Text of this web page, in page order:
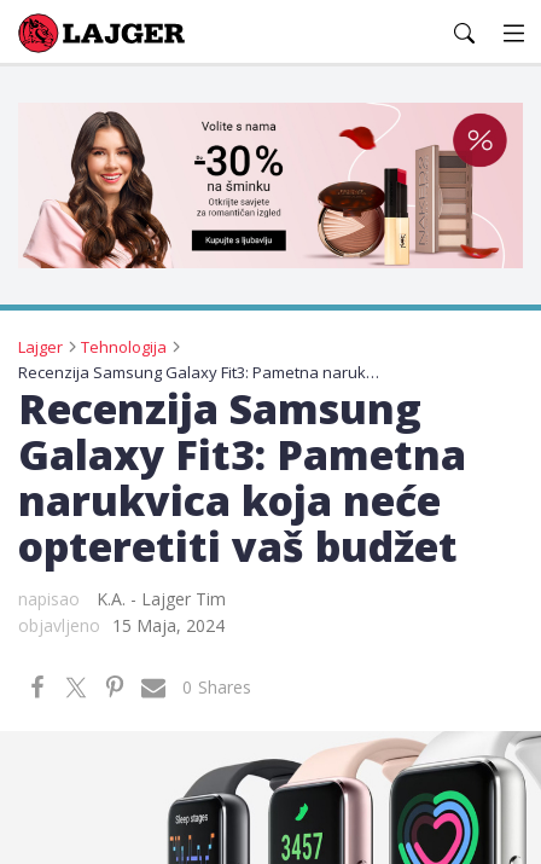
Lajger
Lajger
Tehnologija
Recenzija Samsung Galaxy Fit3: Pametna narukvica koja neće opteretiti vaš budžet
Recenzija Samsung
Galaxy Fit3: Pametna
narukvica koja neće
opteretiti vaš budžet
napisao
K.A. - Lajger Tim
objavljeno
15 Maja, 2024
Shares
0